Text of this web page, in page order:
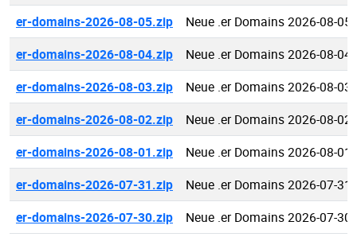
er-domains-2026-08-05.zip
Neue .er Domains 2026-08-05
er-domains-2026-08-04.zip
Neue .er Domains 2026-08-04
er-domains-2026-08-03.zip
Neue .er Domains 2026-08-03
er-domains-2026-08-02.zip
Neue .er Domains 2026-08-02
er-domains-2026-08-01.zip
Neue .er Domains 2026-08-01
er-domains-2026-07-31.zip
Neue .er Domains 2026-07-31
er-domains-2026-07-30.zip
Neue .er Domains 2026-07-30